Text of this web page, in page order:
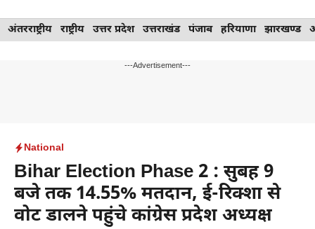
Skip
to
अंतरराष्ट्रीय राष्ट्रीय उत्तर प्रदेश उत्तराखंड पंजाब हरियाणा झारखण्ड
---Advertisement---
National
Bihar Election Phase 2 : सुबह 9
बजे तक 14.55% मतदान, ई-रिक्शा से
वोट डालने पहुंचे कांग्रेस प्रदेश अध्यक्ष